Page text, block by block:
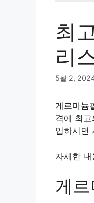
최
리
5월 2,
게르마늄
격에 최
입하시면
자세한
게